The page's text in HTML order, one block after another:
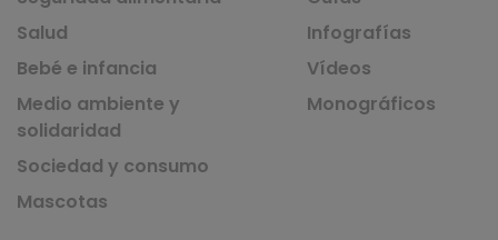
Salud
Bebé e infancia
Medio ambiente y
solidaridad
Sociedad y consumo
Mascotas
Infografías
Vídeos
Monográficos